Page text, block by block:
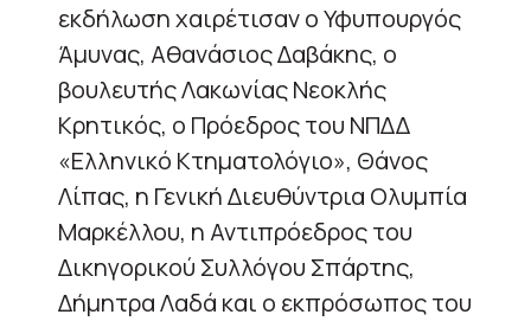
εκδήλωση χαιρέτισαν ο Υφυπουργός
Άμυνας, Αθανάσιος Δαβάκης, ο
βουλευτής Λακωνίας Νεοκλής
Κρητικός, ο Πρόεδρος του ΝΠΔΔ
«Ελληνικό Κτηματολόγιο», Θάνος
Λίπας, η Γενική Διευθύντρια Ολυμπία
Μαρκέλλου, η Αντιπρόεδρος του
Δικηγορικού Συλλόγου Σπάρτης,
Δήμητρα Λαδά και ο εκπρόσωπος του